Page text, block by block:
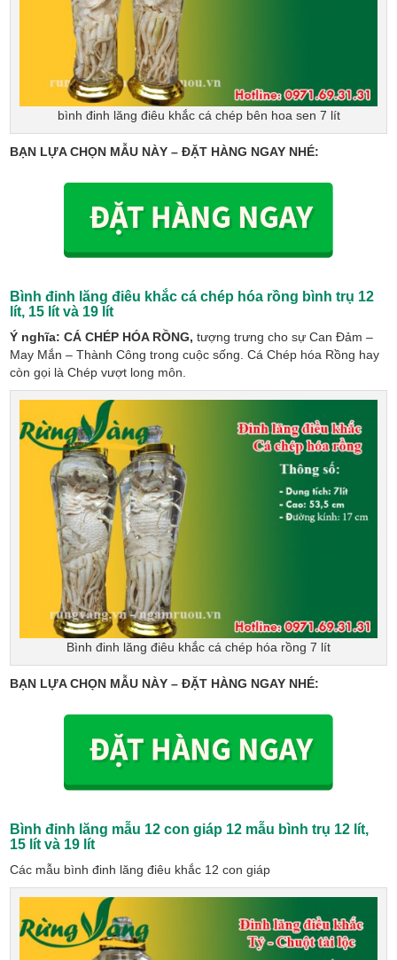
bình đinh lăng điêu khắc cá chép bên hoa sen 7 lít
BẠN LỰA CHỌN MẪU NÀY – ĐẶT HÀNG NGAY NHÉ:
Bình đinh lăng điêu khắc cá chép hóa rồng bình trụ 12
lít, 15 lít và 19 lít
Ý nghĩa: CÁ CHÉP HÓA RỒNG, tượng trưng cho sự Can Đảm –
May Mắn – Thành Công trong cuộc sống. Cá Chép hóa Rồng hay
còn gọi là Chép vượt long môn.
Bình đinh lăng điêu khắc cá chép hóa rồng 7 lít
BẠN LỰA CHỌN MẪU NÀY – ĐẶT HÀNG NGAY NHÉ:
Bình đinh lăng mẫu 12 con giáp 12 mẫu bình trụ 12 lít,
15 lít và 19 lít
Các mẫu bình đinh lăng điêu khắc 12 con giáp